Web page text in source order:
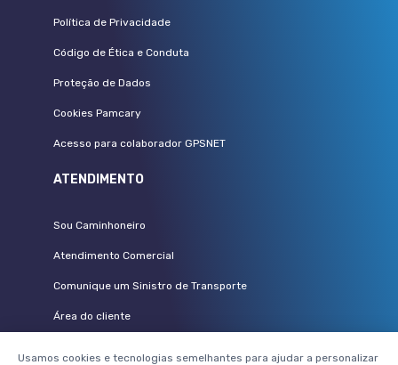
Política de Privacidade
Código de Ética e Conduta
Proteção de Dados
Cookies Pamcary
Acesso para colaborador GPSNET
ATENDIMENTO
Sou Caminhoneiro
Atendimento Comercial
Comunique um Sinistro de Transporte
Área do cliente
Usamos cookies e tecnologias semelhantes para ajudar a personalizar